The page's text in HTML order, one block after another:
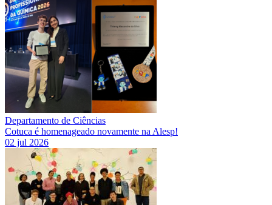
Departamento de Ciências
Cotuca é homenageado novamente na Alesp!
02 jul 2026